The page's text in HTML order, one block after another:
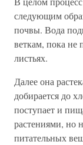
следующим
почвы. Вода
веткам, пока не
листьях.
Далее она
добирается до
поступает и
растениями, но
питательных